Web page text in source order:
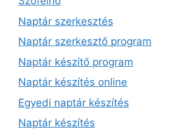
Naptár szerkesztés
Naptár szerkesztő program
Naptár készítő program
Naptár készítés online
Egyedi naptár készítés
Naptár készítés